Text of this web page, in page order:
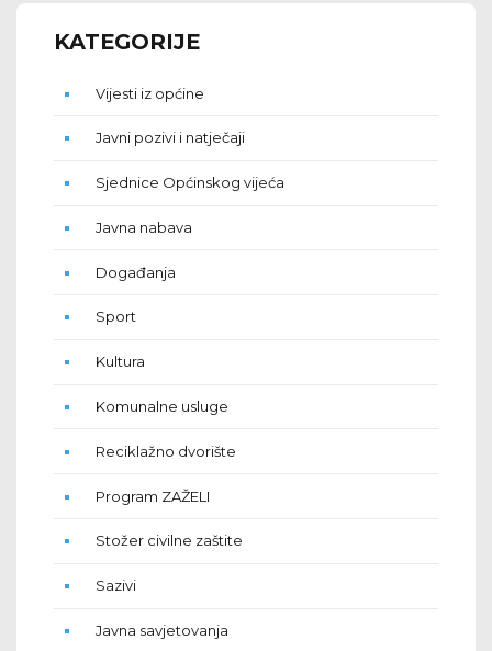
KATEGORIJE
Vijesti iz općine
Javni pozivi i natječaji
Sjednice Općinskog vijeća
Javna nabava
Događanja
Sport
Kultura
Komunalne usluge
Reciklažno dvorište
Program ZAŽELI
Stožer civilne zaštite
Sazivi
Javna savjetovanja